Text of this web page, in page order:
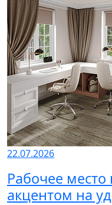
22.07.2026
Рабочее
акцентом на